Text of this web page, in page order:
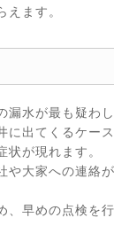
ます。
水が最も疑わし
出てくるケー
が現れます。
大家への連絡
早めの点検を行